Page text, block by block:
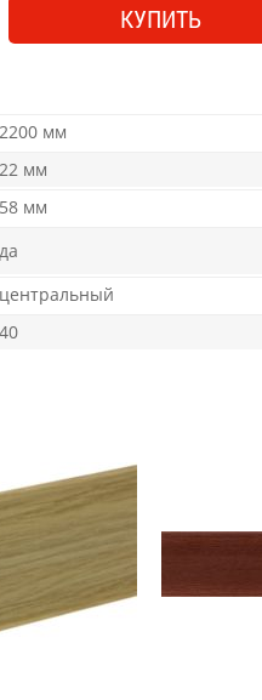
КУПИТЬ
2200 мм
22 мм
58 мм
да
центральный
40